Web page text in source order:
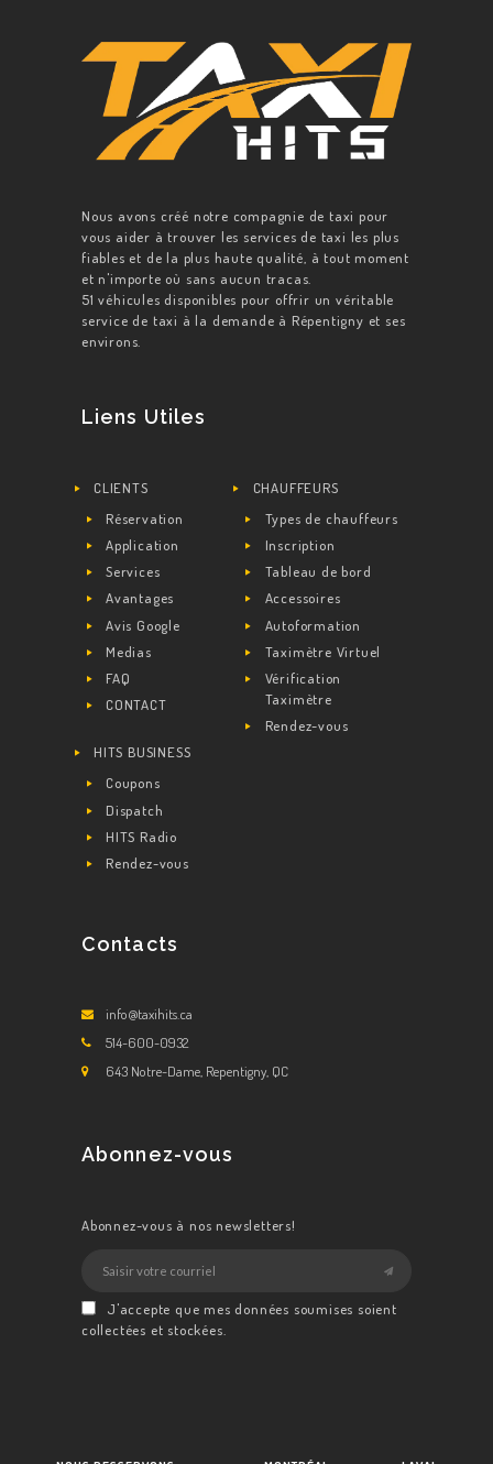
Nous avons créé notre compagnie de taxi pour
vous aider à trouver les services de taxi les plus
fiables et de la plus haute qualité, à tout moment
et n'importe où sans aucun tracas.
51 véhicules disponibles pour offrir un véritable
service de taxi à la demande à Répentigny et ses
environs.
Liens Utiles
CLIENTS
Réservation
Application
Services
Avantages
Avis Google
Medias
FAQ
CONTACT
CHAUFFEURS
Types de chauffeurs
Inscription
Tableau de bord
Accessoires
Autoformation
Taximètre Virtuel
Vérification
Taximètre
Rendez-vous
HITS BUSINESS
Coupons
Dispatch
HITS Radio
Rendez-vous
Contacts
info@taxihits.ca
514-600-0932
643 Notre-Dame, Repentigny, QC
Abonnez-vous
Abonnez-vous à nos newsletters!
J'accepte que mes données soumises soient
collectées et stockées.